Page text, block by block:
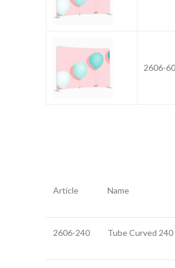
2606-
Article Name
2606-240 Tube Curved 240